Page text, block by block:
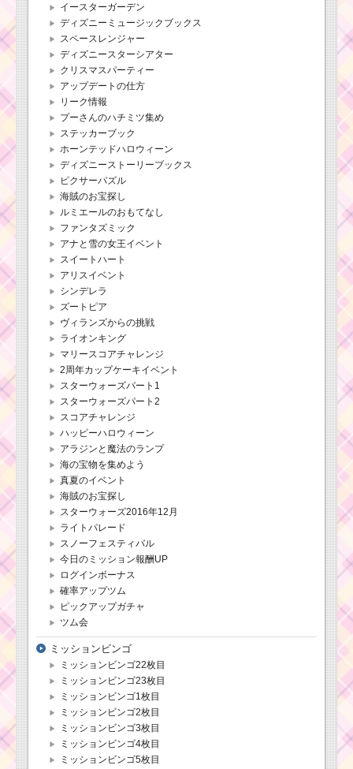
イースターガーデン
ディズニーミュージックブックス
スペースレンジャー
ディズニースターシアター
クリスマスパーティー
アップデートの仕方
リーク情報
プーさんのハチミツ集め
ステッカーブック
ホーンテッドハロウィーン
ディズニーストーリーブックス
ピクサーパズル
海賊のお宝探し
ルミエールのおもてなし
ファンタズミック
アナと雪の女王イベント
スイートハート
アリスイベント
シンデレラ
ズートピア
ヴィランズからの挑戦
ライオンキング
マリースコアチャレンジ
2周年カップケーキイベント
スターウォーズパート1
スターウォーズパート2
スコアチャレンジ
ハッピーハロウィーン
アラジンと魔法のランプ
海の宝物を集めよう
真夏のイベント
海賊のお宝探し
スターウォーズ2016年12月
ライトパレード
スノーフェスティバル
今日のミッション報酬UP
ログインボーナス
確率アップツム
ピックアップガチャ
ツム会
ミッションビンゴ
ミッションビンゴ22枚目
ミッションビンゴ23枚目
ミッションビンゴ1枚目
ミッションビンゴ2枚目
ミッションビンゴ3枚目
ミッションビンゴ4枚目
ミッションビンゴ5枚目